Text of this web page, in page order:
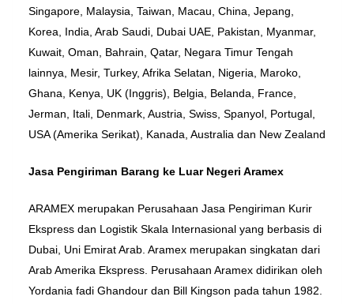
Singapore, Malaysia, Taiwan, Macau, China, Jepang,
Korea, India, Arab Saudi, Dubai UAE, Pakistan, Myanmar,
Kuwait, Oman, Bahrain, Qatar, Negara Timur Tengah
lainnya, Mesir, Turkey, Afrika Selatan, Nigeria, Maroko,
Ghana, Kenya, UK (Inggris), Belgia, Belanda, France,
Jerman, Itali, Denmark, Austria, Swiss, Spanyol, Portugal,
USA (Amerika Serikat), Kanada, Australia dan New Zealand
Jasa Pengiriman Barang ke Luar Negeri Aramex
ARAMEX merupakan Perusahaan Jasa Pengiriman Kurir
Ekspress dan Logistik Skala Internasional yang berbasis di
Dubai, Uni Emirat Arab. Aramex merupakan singkatan dari
Arab Amerika Ekspress. Perusahaan Aramex didirikan oleh
Yordania fadi Ghandour dan Bill Kingson pada tahun 1982.